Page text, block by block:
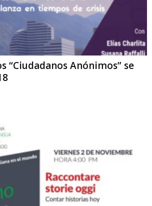
“Ciudadanos Anónimos” se